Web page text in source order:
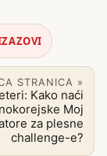
STRANICA »
Kako naći
Moj
za plesne
challenge-e?